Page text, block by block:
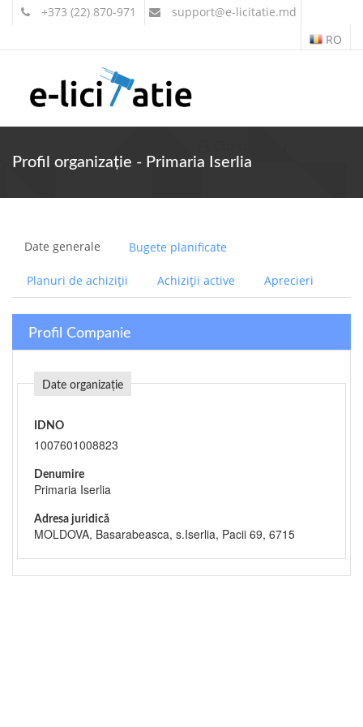
+373 (22) 870-971 support@e-licitatie.md
RO
Profil organizație - Primaria Iserlia
Date generale Bugete planificate
Planuri de achiziții Achiziții active Aprecieri
Profil Companie
Date organizație
IDNO
1007601008823
Denumire
Primaria Iserlia
Adresa juridică
MOLDOVA, Basarabeasca, s.Iserlia, Pacii 69, 6715